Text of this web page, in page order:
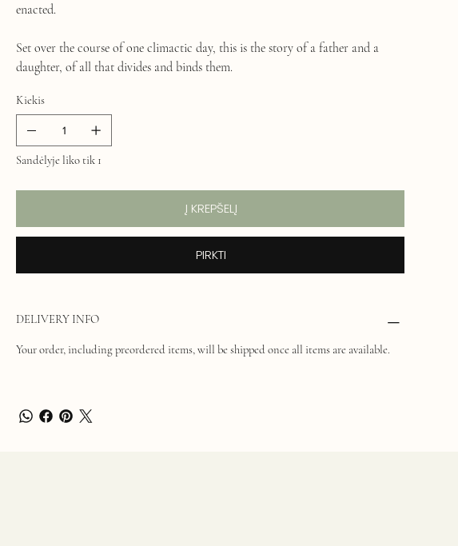
enacted.
Set over the course of one climactic day, this is the story of a father and a
daughter, of all that divides and binds them.
Kiekis
Sandėlyje liko tik 1
Į KREPŠELĮ
PIRKTI
DELIVERY INFO
Your order, including preordered items, will be shipped once all items are available.